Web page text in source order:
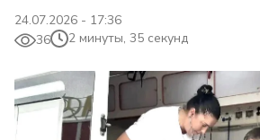
24.07.2026 - 17:36
36
2 минуты, 35 секунд